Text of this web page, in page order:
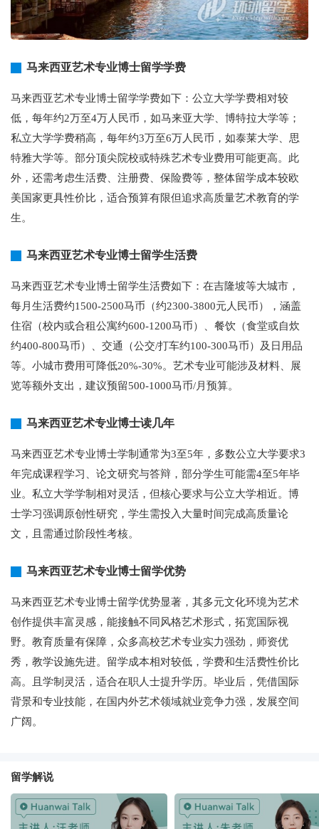
马来西亚艺术专业博士留学学费
马来西亚艺术专业博士留学学费如下：公立大学学费相对较
低，每年约2万至4万人民币，如马来亚大学、博特拉大学等；
私立大学学费稍高，每年约3万至6万人民币，如泰莱大学、思
特雅大学等。部分顶尖院校或特殊艺术专业费用可能更高。此
外，还需考虑生活费、注册费、保险费等，整体留学成本较欧
美国家更具性价比，适合预算有限但追求高质量艺术教育的学
生。
马来西亚艺术专业博士留学生活费
马来西亚艺术专业博士留学生活费如下：在吉隆坡等大城市，
每月生活费约1500-2500马币（约2300-3800元人民币），涵盖
住宿（校内或合租公寓约600-1200马币）、餐饮（食堂或自炊
约400-800马币）、交通（公交/打车约100-300马币）及日用品
等。小城市费用可降低20%-30%。艺术专业可能涉及材料、展
览等额外支出，建议预留500-1000马币/月预算。
马来西亚艺术专业博士读几年
马来西亚艺术专业博士学制通常为3至5年，多数公立大学要求3
年完成课程学习、论文研究与答辩，部分学生可能需4至5年毕
业。私立大学学制相对灵活，但核心要求与公立大学相近。博
士学习强调原创性研究，学生需投入大量时间完成高质量论
文，且需通过阶段性考核。
马来西亚艺术专业博士留学优势
马来西亚艺术专业博士留学优势显著，其多元文化环境为艺术
创作提供丰富灵感，能接触不同风格艺术形式，拓宽国际视
野。教育质量有保障，众多高校艺术专业实力强劲，师资优
秀，教学设施先进。留学成本相对较低，学费和生活费性价比
高。且学制灵活，适合在职人士提升学历。毕业后，凭借国际
背景和专业技能，在国内外艺术领域就业竞争力强，发展空间
广阔。
留学解说